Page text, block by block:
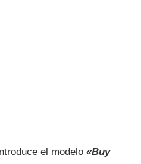
el modelo «Buy